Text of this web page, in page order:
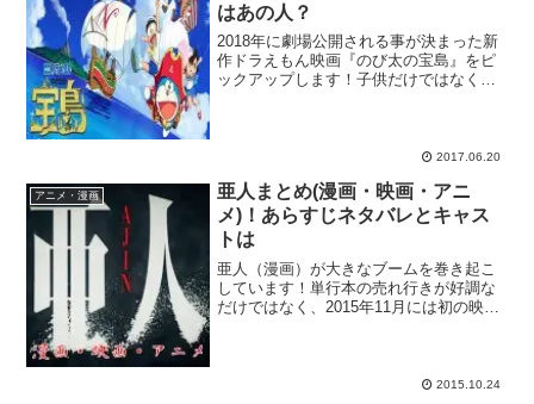
はあの人？
2018年に劇場公開される事が決まった新
作ドラえもん映画『のび太の宝島』をピ
ックアップします！子供だけではなく、
2017.06.20
アニメ・漫画
亜人まとめ(漫画・映画・アニ
メ)！あらすじネタバレとキャス
トは
亜人（漫画）が大きなブームを巻き起こ
しています！単行本の売れ行きが好調な
だけではなく、2015年11月には初の映像
2015.10.24